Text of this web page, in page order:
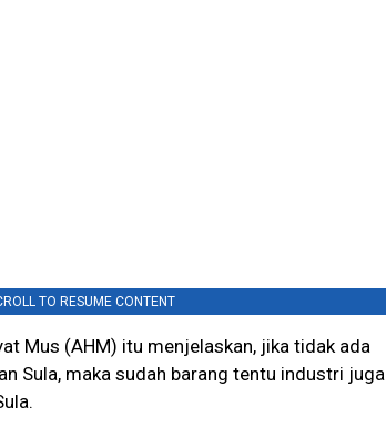
TO RESUME CONTENT
Mus (AHM) itu menjelaskan, jika tidak ada
Sula, maka sudah barang tentu industri juga